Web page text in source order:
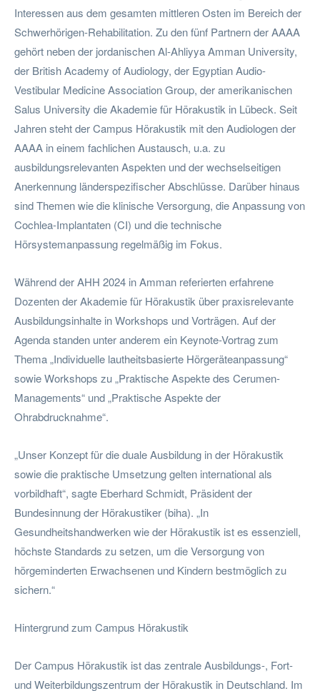
Interessen aus dem gesamten mittleren Osten im Bereich der
Schwerhörigen-Rehabilitation. Zu den fünf Partnern der AAAA
gehört neben der jordanischen Al-Ahliyya Amman University,
der British Academy of Audiology, der Egyptian Audio-
Vestibular Medicine Association Group, der amerikanischen
Salus University die Akademie für Hörakustik in Lübeck. Seit
Jahren steht der Campus Hörakustik mit den Audiologen der
AAAA in einem fachlichen Austausch, u.a. zu
ausbildungsrelevanten Aspekten und der wechselseitigen
Anerkennung länderspezifischer Abschlüsse. Darüber hinaus
sind Themen wie die klinische Versorgung, die Anpassung von
Cochlea-Implantaten (CI) und die technische
Hörsystemanpassung regelmäßig im Fokus.
Während der AHH 2024 in Amman referierten erfahrene
Dozenten der Akademie für Hörakustik über praxisrelevante
Ausbildungsinhalte in Workshops und Vorträgen. Auf der
Agenda standen unter anderem ein Keynote-Vortrag zum
Thema „Individuelle lautheitsbasierte Hörgeräteanpassung“
sowie Workshops zu „Praktische Aspekte des Cerumen-
Managements“ und „Praktische Aspekte der
Ohrabdrucknahme“.
„Unser Konzept für die duale Ausbildung in der Hörakustik
sowie die praktische Umsetzung gelten international als
vorbildhaft“, sagte Eberhard Schmidt, Präsident der
Bundesinnung der Hörakustiker (biha). „In
Gesundheitshandwerken wie der Hörakustik ist es essenziell,
höchste Standards zu setzen, um die Versorgung von
hörgeminderten Erwachsenen und Kindern bestmöglich zu
sichern.“
Hintergrund zum Campus Hörakustik
Der Campus Hörakustik ist das zentrale Ausbildungs-, Fort-
und Weiterbildungszentrum der Hörakustik in Deutschland. Im